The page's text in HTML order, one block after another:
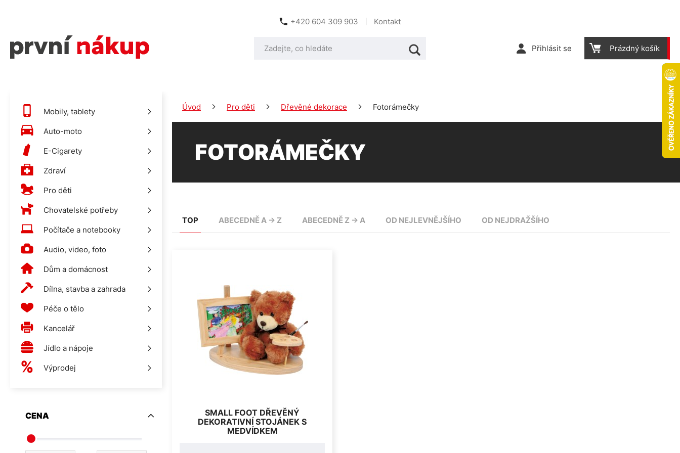
Přihlásit se Prázdný košík
+420 604 309 903 Kontakt
Úvod Pro děti Dřevěné dekorace Fotorámečky
FOTORÁMEČKY
TOP ABECEDNĚ A -> Z ABECEDNĚ Z -> A OD NEJLEVNĚJŠÍHO OD NEJDRAŽŠÍHO
SMALL FOOT DŘEVĚNÝ
DEKORATIVNÍ STOJÁNEK S
MEDVÍDKEM
Mobily, tablety
Auto-moto
E-Cigarety
Zdraví
Pro děti
Chovatelské potřeby
Počítače a notebooky
Audio, video, foto
Dům a domácnost
Dílna, stavba a zahrada
Péče o tělo
Kancelář
Jídlo a nápoje
Výprodej
CENA